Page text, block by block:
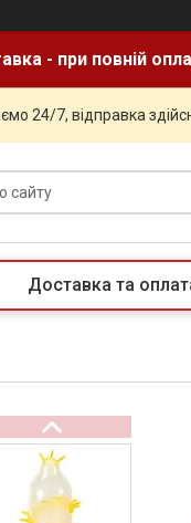
- при повній
24/7, відправка
Доставка та